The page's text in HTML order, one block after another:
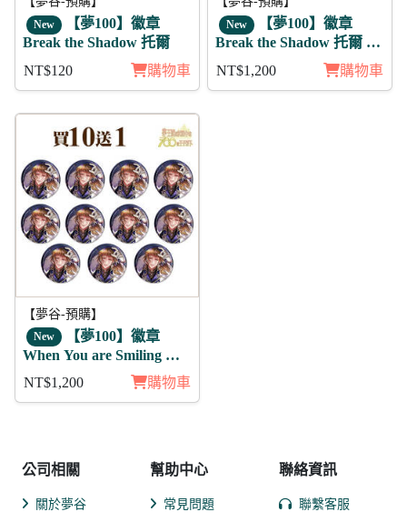
New 【夢100】徽章
Break the Shadow 托爾
NT$120
購物車
New 【夢100】徽章
Break the Shadow 托爾 11
NT$1,200 購物車
【夢谷-預購】
New 【夢100】徽章
When You are Smiling 卡
NT$1,200 購物車
公司相關
關於夢谷
幫助中心
常見問題
聯絡資訊
聯繫客服